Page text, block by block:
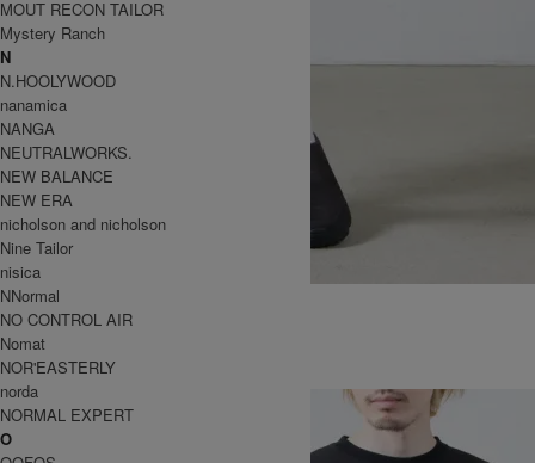
BREATHABLE RIDE SHORTS
18,700円(税込) 13,090円(税込)
WILD THINGS
ワイルドシングス
MOUT RECON TAILOR
Mystery Ranch
N
N.HOOLYWOOD
nanamica
NANGA
NEUTRALWORKS.
NEW BALANCE
NEW ERA
nicholson and nicholson
Nine Tailor
nisica
NNormal
NO CONTROL AIR
Nomat
NOR'EASTERLY
norda
NORMAL EXPERT
O